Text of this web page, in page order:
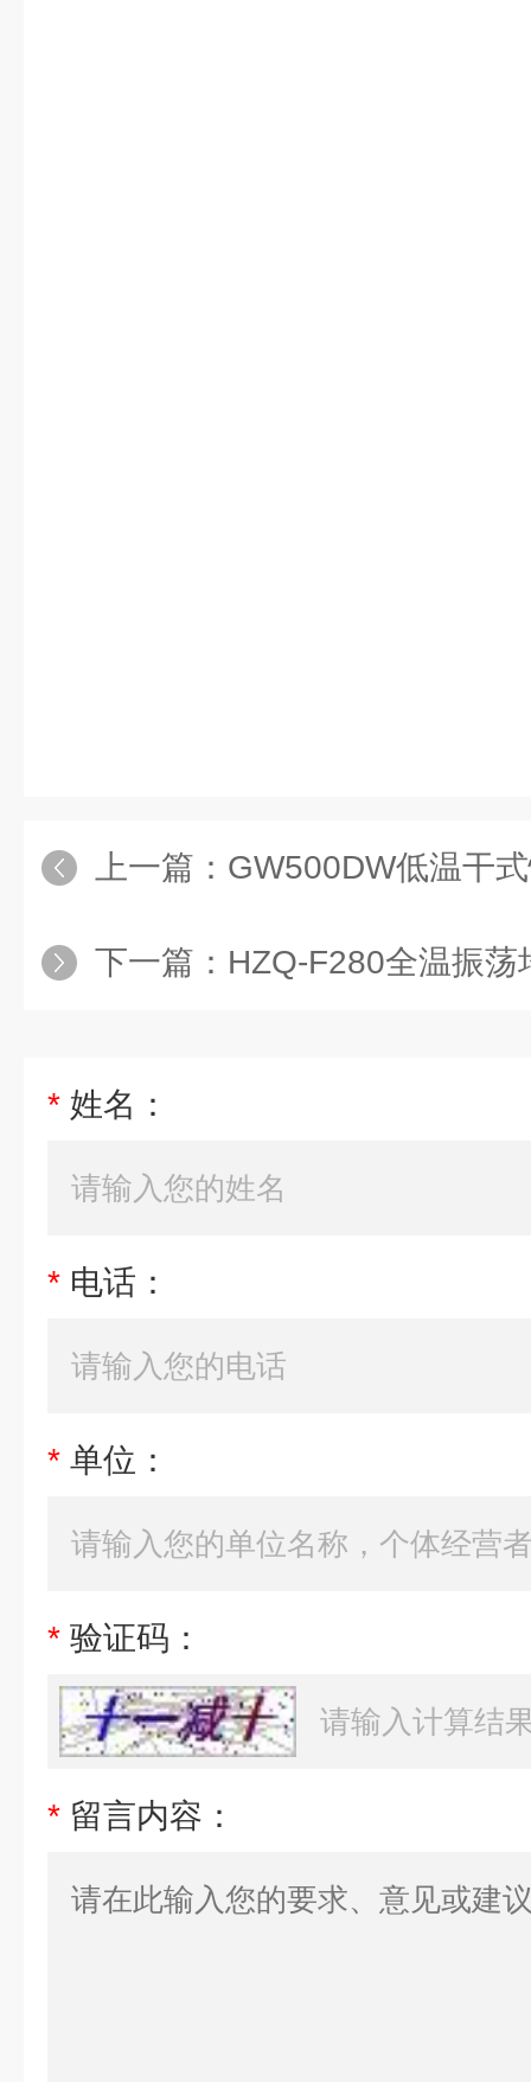
上一篇： GW500DW低温干
下一篇： HZQ-F280全温振荡
* 姓名：
* 电话：
* 单位：
* 验证码：
* 留言内容：